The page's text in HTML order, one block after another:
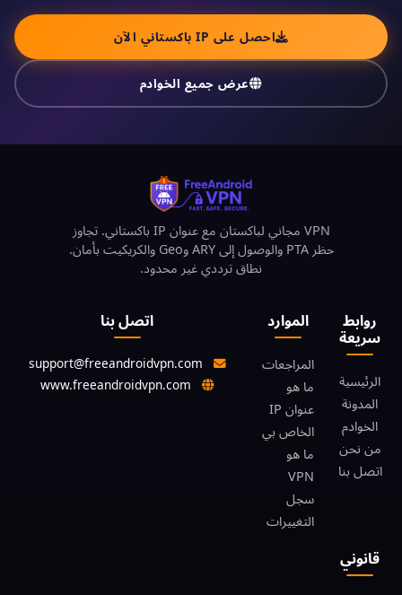
احصل على IP باكستاني الآن
عرض جميع الخوادم
روابط
سريعة
الرئيسية
المدونة
الخوادم
من نحن
اتصل بنا
الموارد
المراجعات
ما هو
عنوان IP
الخاص بي
ما هو
VPN
سجل
التغييرات
قانوني
VPN مجاني لباكستان مع عنوان IP باكستاني. تجاوز
حظر PTA والوصول إلى ARY وGeo والكريكيت بأمان.
نطاق ترددي غير محدود.
اتصل بنا